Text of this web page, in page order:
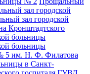
зал городской
зал городской
Кронштадтского
больницы
больницы
5 им. Н. Ф. Филатова
в Санкт-